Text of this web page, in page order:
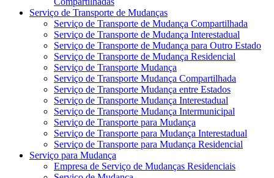
Serviço de Transporte de Mudanças
Serviço de Transporte de Mudança Compartilhada
Serviço de Transporte de Mudança Interestadual
Serviço de Transporte de Mudança para Outro Estado
Serviço de Transporte de Mudança Residencial
Serviço de Transporte Mudança
Serviço de Transporte Mudança Compartilhada
Serviço de Transporte Mudança entre Estados
Serviço de Transporte Mudança Interestadual
Serviço de Transporte Mudança Intermunicipal
Serviço de Transporte para Mudança
Serviço de Transporte para Mudança Interestadual
Serviço de Transporte para Mudança Residencial
Serviço para Mudança
Empresa de Serviço de Mudanças Residenciais